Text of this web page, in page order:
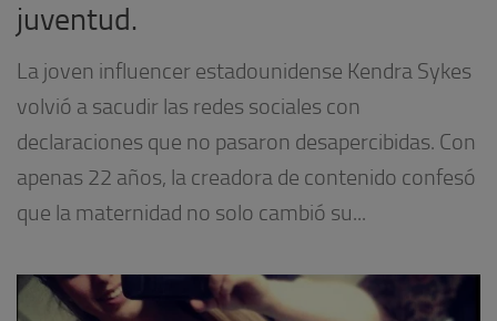
juventud.
La joven influencer estadounidense Kendra Sykes
volvió a sacudir las redes sociales con
declaraciones que no pasaron desapercibidas. Con
apenas 22 años, la creadora de contenido confesó
que la maternidad no solo cambió su...